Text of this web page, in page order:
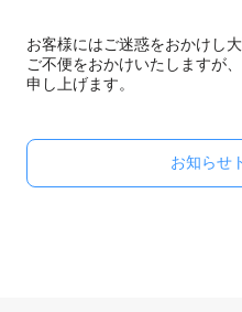
お客様にはご迷惑をおかけし
ご不便をおかけいたしますが
申し上げます。
お知らせ